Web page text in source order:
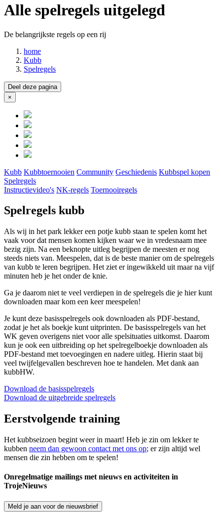
Alle spelregels uitgelegd
De belangrijkste regels op een rij
home
Kubb
Spelregels
Deel deze pagina
×
Close
Kubb Kubbtoernooien Community Geschiedenis Kubbspel kopen
Spelregels
Instructievideo's NK-regels Toernooiregels
Spelregels kubb
Als wij in het park lekker een potje kubb staan te spelen komt het
vaak voor dat mensen komen kijken waar we in vredesnaam mee
bezig zijn. Na een beknopte uitleg begrijpen de meesten er nog
steeds niets van. Meespelen, dat is de beste manier om de spelregels
van kubb te leren begrijpen. Het ziet er ingewikkeld uit maar na vijf
minuten heb je het onder de knie.
Ga je daarom niet te veel verdiepen in de spelregels die je hier kunt
downloaden maar kom een keer meespelen!
Je kunt deze basisspelregels ook downloaden als PDF-bestand,
zodat je het als boekje kunt uitprinten. De basisspelregels van het
WK geven overigens niet voor alle spelsituaties uitkomst. Daarom
kun je ook een uitbreiding op het spelregelboekje downloaden als
PDF-bestand met toevoegingen en nadere uitleg. Hierin staat bij
veel twijfelgevallen beschreven hoe te handelen. Met dank aan
kubbHW.
Download de basisspelregels
Download de uitgebreide spelregels
Eerstvolgende training
Het kubbseizoen begint weer in maart! Heb je zin om lekker te
kubben neem dan gewoon contact met ons op; er zijn altijd wel
mensen die zin hebben om te spelen!
Onregelmatige mailings met nieuws en activiteiten in
TrojeNieuws
Meld je aan voor de nieuwsbrief